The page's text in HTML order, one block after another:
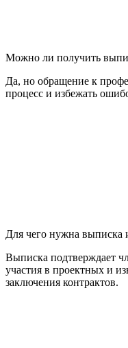
Можно ли получить
Да, но обращение к
процесс и избежать
Для чего нужна
Выписка подтверждает
участия в проектных и
заключения контрактов.